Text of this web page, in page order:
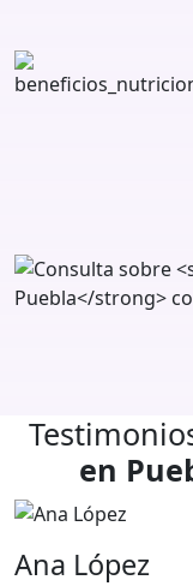
en
Ana López